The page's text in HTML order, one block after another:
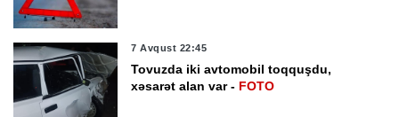
7 Avqust 22:45
Tovuzda iki avtomobil toqquşdu,
xəsarət alan var - FOTO